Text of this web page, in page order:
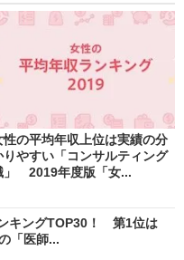
性の平均年収上位は実績の分
りやすい「コンサルティング
」 2019年度版「女...
キングTOP30！ 第1位は
「医師...